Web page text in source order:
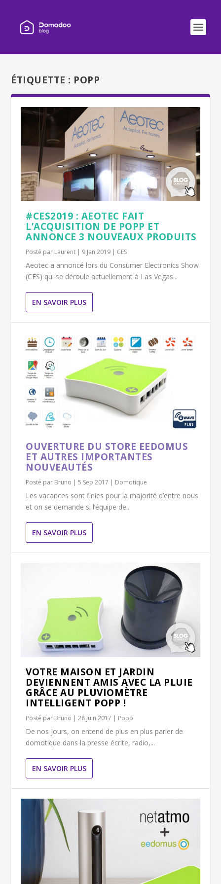
ÉTIQUETTE : POPP
#CES2019 : AEOTEC FAIT
L’ACQUISITION DE POPP ET
ANNONCE 3 NOUVEAUX PRODUITS
Posté par Laurent | 9 Jan 2019 | CES
Aeotec a annoncé lors du Consumer Electronics Show
(CES) qui se déroule actuellement à Las Vegas...
EN SAVOIR PLUS
OUVERTURE DU STORE EEDOMUS
ET AUTRES IMPORTANTES
NOUVEAUTÉS
Posté par Bruno |5 Sep 2017 | Domotique
Les vacances sont finies pour la majorité d’entre nous
et on se demande si l’équipe de...
EN SAVOIR PLUS
VOTRE MAISON ET JARDIN
DEVIENNENT AMIS AVEC LA PLUIE
GRÂCE AU PLUVIOMÈTRE
INTELLIGENT POPP !
Posté par Bruno |28 Juin 2017 | Popp
De nos jours, on entend de plus en plus parler de
domotique dans la presse écrite, radio,...
EN SAVOIR PLUS